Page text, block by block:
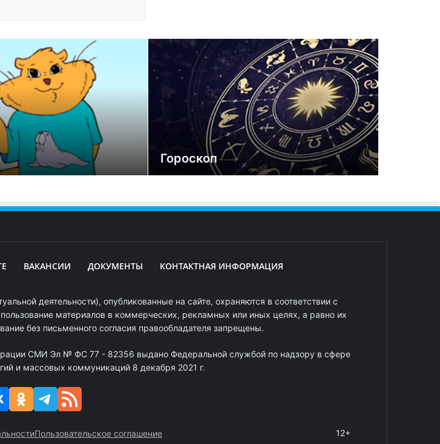
Гороскоп
ВАКАНСИИ ДОКУМЕНТЫ КОНТАКТНАЯ ИНФОРМАЦИЯ
деятельности), опубликованные на сайте, охраняются в соответствии с
материалов в коммерческих, рекламных или иных целях, а равно их
без письменного согласия правообладателя запрещены.
СМИ Эл № ФС 77 - 82356 выдано Федеральной службой по надзору в сфере
и массовых коммуникаций 8 декабря 2021 г.
Пользовательское соглашение 12+